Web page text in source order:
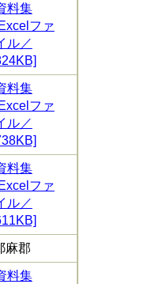
料集
ファ
ル／
料集
ファ
ル／
料集
ファ
ル／
麻郡
料集